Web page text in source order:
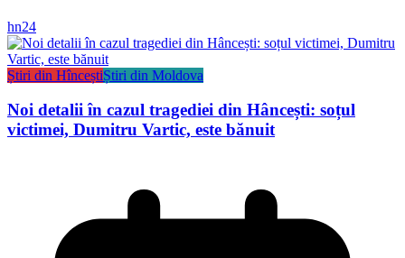
hn24
Știri din HînceștiȘtiri din Moldova
Noi detalii în cazul tragediei din Hâncești: soțul
victimei, Dumitru Vartic, este bănuit